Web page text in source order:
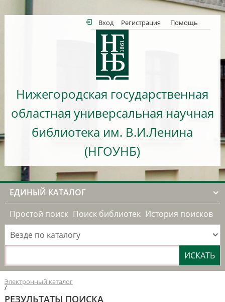
Вход Регистрация Помощь
Нижегородская государственная
областная универсальная научная
библиотека им. В.И.Ленина
(НГОУНБ)
ЕДИНЫЙ КАТАЛОГ
Простой поиск Поиск библиотек История поисков
Везде по каталогу
Электронный каталог
/
РЕЗУЛЬТАТЫ ПОИСКА